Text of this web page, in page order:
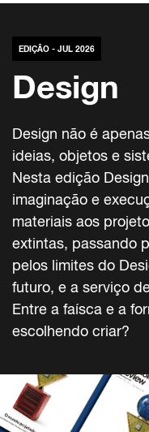
EDIÇÃO - JUL 2026
Design
Design não é
ideias, objetos e
Nesta edição
imaginação e
materiais aos
extintas, passando
pelos limites do
futuro, e a serviço
Entre a faísca e a
escolhendo criar?